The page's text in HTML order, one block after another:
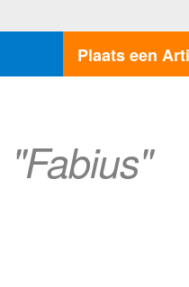
Plaats een
"Fabius"